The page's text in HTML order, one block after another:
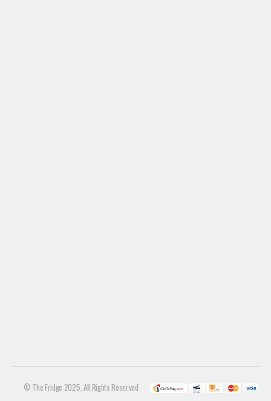
© The Fridge 2025. All Rights Reserved